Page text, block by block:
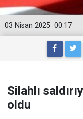
00:17
03 Nisan 2025
Silahlı
oldu